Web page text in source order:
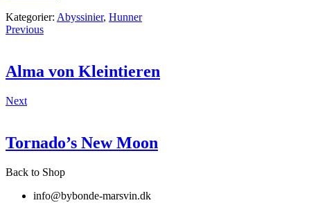
Kategorier: Abyssinier, Hunner
Previous
Alma von Kleintieren
Next
Tornado’s New Moon
Back to Shop
info@bybonde-marsvin.dk